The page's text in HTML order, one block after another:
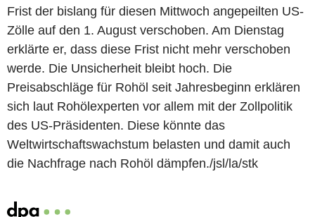
Frist der bislang für diesen Mittwoch angepeilten US-
Zölle auf den 1. August verschoben. Am Dienstag
erklärte er, dass diese Frist nicht mehr verschoben
werde. Die Unsicherheit bleibt hoch. Die
Preisabschläge für Rohöl seit Jahresbeginn erklären
sich laut Rohölexperten vor allem mit der Zollpolitik
des US-Präsidenten. Diese könnte das
Weltwirtschaftswachstum belasten und damit auch
die Nachfrage nach Rohöl dämpfen./jsl/la/stk